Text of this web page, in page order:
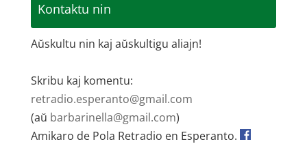
Kontaktu nin
Aŭskultu nin kaj aŭskultigu aliajn!
Skribu kaj komentu:
retradio.esperanto@gmail.com
(aŭ barbarinella@gmail.com)
Amikaro de Pola Retradio en Esperanto.